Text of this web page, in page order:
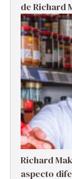
de Richard
Richard
aspecto